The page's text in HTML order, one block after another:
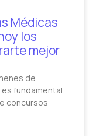
Médicas
los
mejor
de
fundamental
concursos